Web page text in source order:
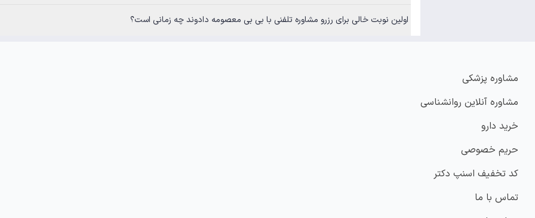
اولین نوبت خالی برای رزرو مشاوره تلفنی با بی بی معصومه دادوند چه زمانی است؟
مشاوره پزشکی
مشاوره آنلاین روانشناسی
خرید دارو
حریم خصوصی
کد تخفیف اسنپ دکتر
تماس با ما